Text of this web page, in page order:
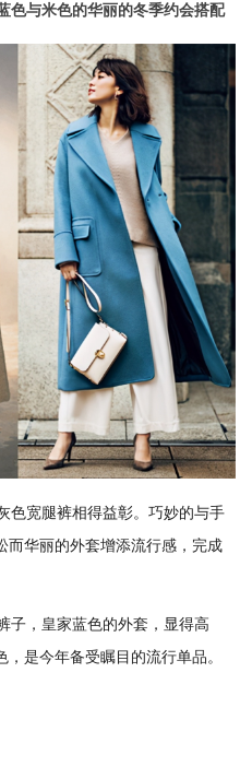
色与米色的华丽的冬季约会搭配
色宽腿裤相得益彰。巧妙的与手
而华丽的外套增添流行感，完成
子，皇家蓝色的外套，显得高
是今年备受瞩目的流行单品。